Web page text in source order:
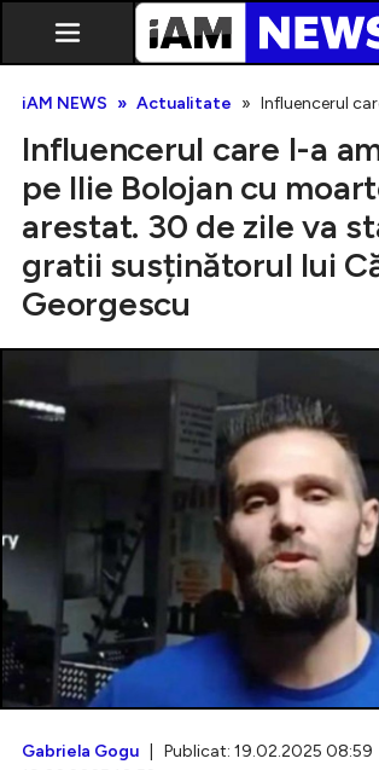
Exclusiv
Intră în cont
Creează cont
iAM NEWS Actualitate Influencerul
Influencerul care l-a
pe Ilie Bolojan cu
arestat. 30 de zile va
gratii susținătorul lui
Georgescu
Gabriela Gogu | Publicat: 19.02.2025